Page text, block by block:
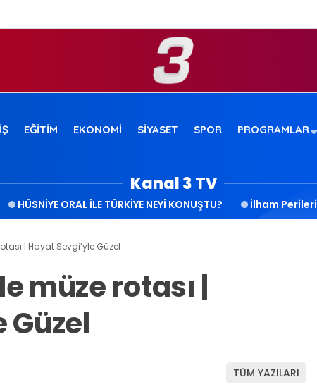
EĞITIM EKONOMI SIYASET SPOR PROGRAMLAR
Kanal 3 TV
HÜSNİYE ORAL İLE TÜRKİYE NEYİ KONUŞTU? İlham Perileri
| Hayat Sevgi’yle Güzel
müze rotası |
Güzel
TÜM YAZILARI